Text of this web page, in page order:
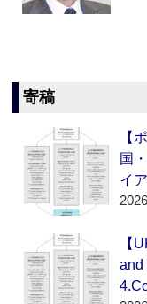
寄稿
【
国
イ
【
and